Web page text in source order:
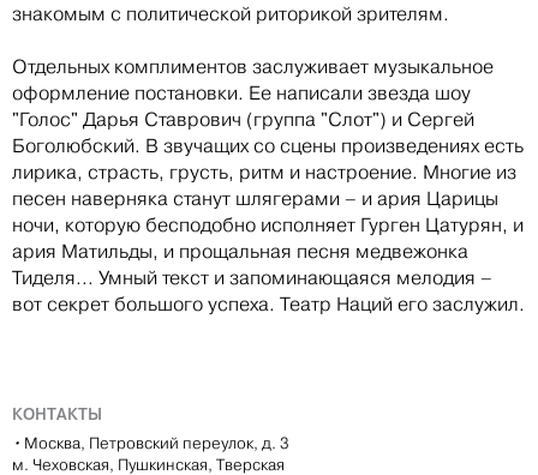
знакомым с политической риторикой зрителям.
Отдельных комплиментов заслуживает музыкальное
оформление постановки. Ее написали звезда шоу
"Голос" Дарья Ставрович (группа "Слот") и Сергей
Боголюбский. В звучащих со сцены произведениях есть
лирика, страсть, грусть, ритм и настроение. Многие из
песен наверняка станут шлягерами – и ария Царицы
ночи, которую бесподобно исполняет Гурген Цатурян, и
ария Матильды, и прощальная песня медвежонка
Тиделя... Умный текст и запоминающаяся мелодия –
вот секрет большого успеха. Театр Наций его заслужил.
КОНТАКТЫ
• Москва, Петровский переулок, д. 3
м. Чеховская, Пушкинская, Тверская